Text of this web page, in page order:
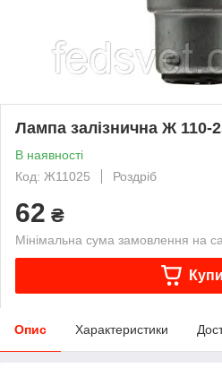
Лампа залізнична Ж 110-
В наявності
Код: Ж11025
Роздріб
62 ₴
Мінімальна сума замовлення на
Опис Характеристики